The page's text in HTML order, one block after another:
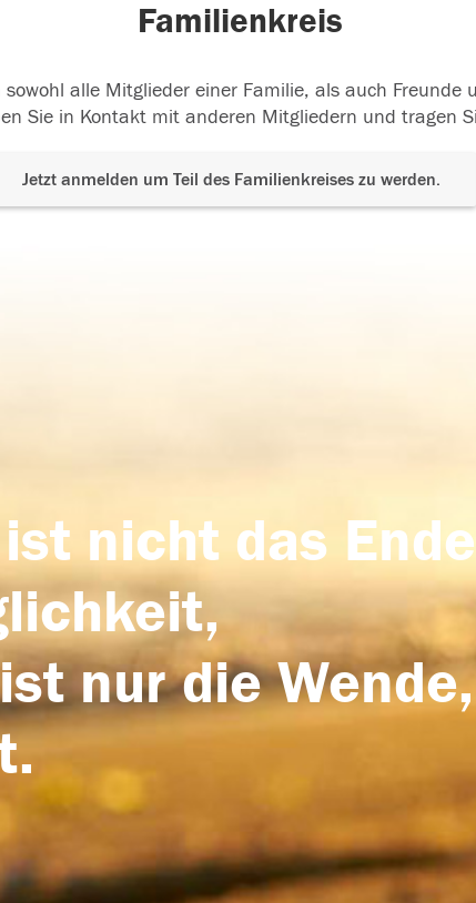
Familienkreis
alle Mitglieder einer Familie, als auch
Sie in Kontakt mit anderen Mitgliedern und tragen
Jetzt anmelden um Teil des Familienkreises zu werden.
ist nicht das
nur die